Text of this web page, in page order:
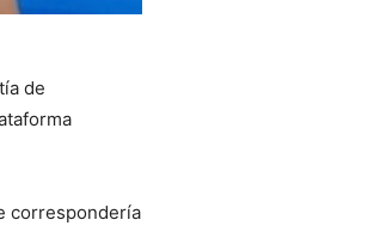
de
correspondería